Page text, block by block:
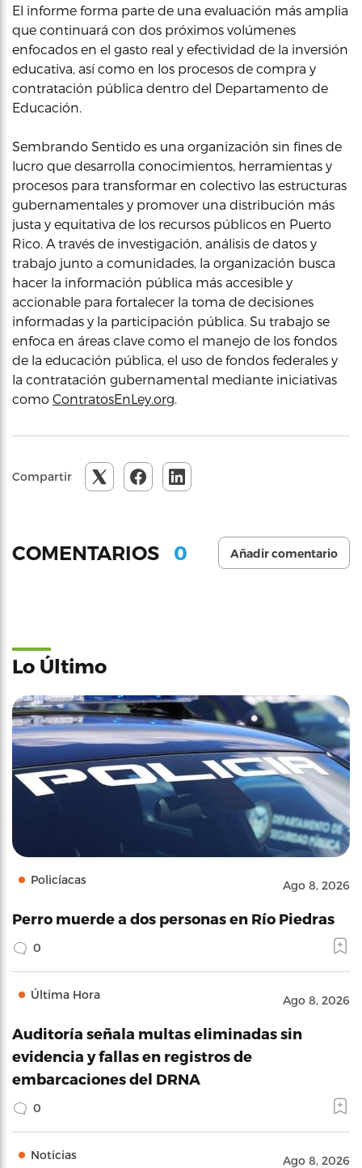
El informe forma parte de una evaluación más amplia
que continuará con dos próximos volúmenes
enfocados en el gasto real y efectividad de la inversión
educativa, así como en los procesos de compra y
contratación pública dentro del Departamento de
Educación.
Sembrando Sentido es una organización sin fines de
lucro que desarrolla conocimientos, herramientas y
procesos para transformar en colectivo las estructuras
gubernamentales y promover una distribución más
justa y equitativa de los recursos públicos en Puerto
Rico. A través de investigación, análisis de datos y
trabajo junto a comunidades, la organización busca
hacer la información pública más accesible y
accionable para fortalecer la toma de decisiones
informadas y la participación pública. Su trabajo se
enfoca en áreas clave como el manejo de los fondos
de la educación pública, el uso de fondos federales y
la contratación gubernamental mediante iniciativas
como ContratosEnLey.org.
Compartir
COMENTARIOS 0 Añadir comentario
Lo Último
Policíacas Ago 8, 2026
Perro muerde a dos personas en Río Piedras
0
Última Hora Ago 8, 2026
Auditoría señala multas eliminadas sin
evidencia y fallas en registros de
embarcaciones del DRNA
0
Noticias Ago 8, 2026